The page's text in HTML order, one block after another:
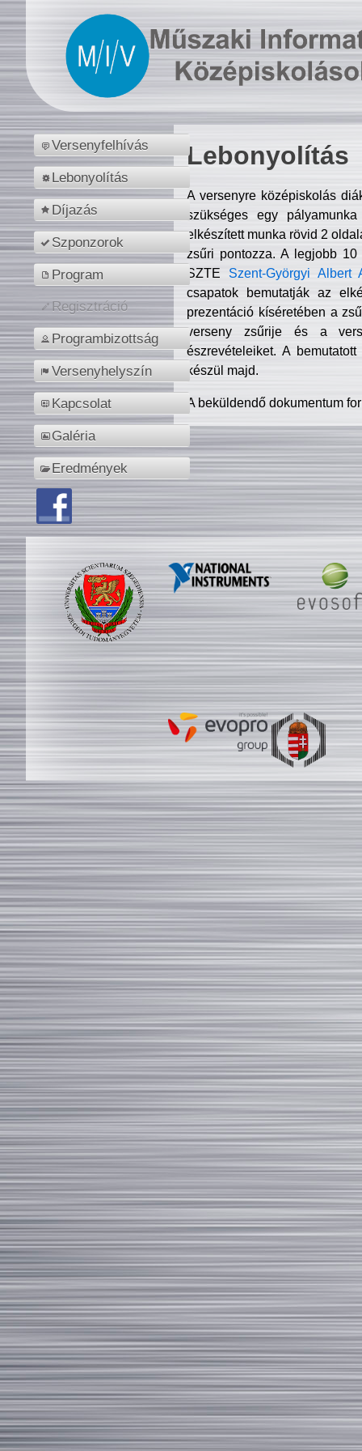
Versenyfelhívás
Lebonyolítás
Díjazás
Szponzorok
Program
Regisztráció
Programbizottság
Versenyhelyszín
Kapcsolat
Galéria
Eredmények
Lebonyolítás
A versenyre középiskolás
szükséges egy
elkészített munka rövid 2
zsűri pontozza. A legjobb
SZTE Szent-Györgyi Albert
csapatok bemutatják az
prezentáció kíséretében a
verseny zsűrije és a
észrevételeiket. A
készül majd.
A beküldendő dokumentum